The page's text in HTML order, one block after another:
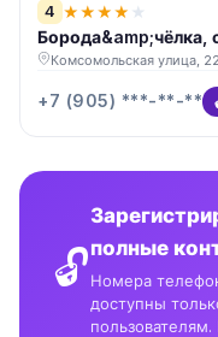
4 ★★★★ ★
Борода&amp;чёлка,
Комсомольская улица, 22
+7 (905) ***-**-**
🔓полные
Номера
доступны